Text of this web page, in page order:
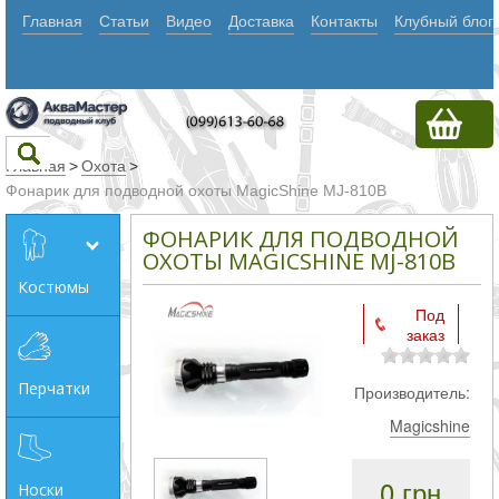
Главная Статьи Видео Доставка Контакты Клубный блог
Текст
Любое из
Все
слова
Главная >Охота >
Фонарик для подводной охоты MagicShine MJ-810В
Костюмы
Перчатки
Носки
ФОНАРИК ДЛЯ ПОДВОДНОЙ
ОХОТЫ MAGICSHINE MJ-810В
Под
заказ
Производитель:
Magicshine